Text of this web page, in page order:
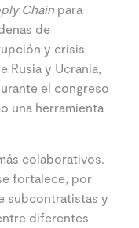
Chain para
de
y crisis
Rusia y Ucrania,
el congreso
una herramienta
colaborativos.
fortalece, por
subcontratistas y
diferentes